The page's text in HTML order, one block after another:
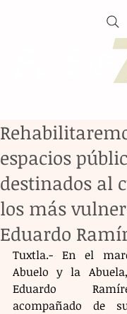
espacios
destinados al
los más
Eduardo
Tuxtla.- En el
Abuelo y la
Eduardo
acompañado de